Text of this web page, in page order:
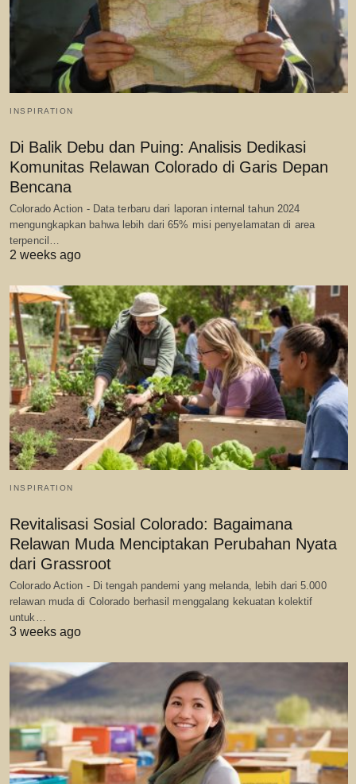
INSPIRATION
Di Balik Debu dan Puing: Analisis Dedikasi
Komunitas Relawan Colorado di Garis Depan
Bencana
Colorado Action - Data terbaru dari laporan internal tahun 2024
mengungkapkan bahwa lebih dari 65% misi penyelamatan di area
terpencil…
2 weeks ago
INSPIRATION
Revitalisasi Sosial Colorado: Bagaimana
Relawan Muda Menciptakan Perubahan Nyata
dari Grassroot
Colorado Action - Di tengah pandemi yang melanda, lebih dari 5.000
relawan muda di Colorado berhasil menggalang kekuatan kolektif
untuk…
3 weeks ago